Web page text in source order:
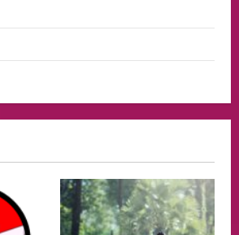
lembaga investor, Berorientasi Untuk
Meningkatkan SDM
05/08/2026